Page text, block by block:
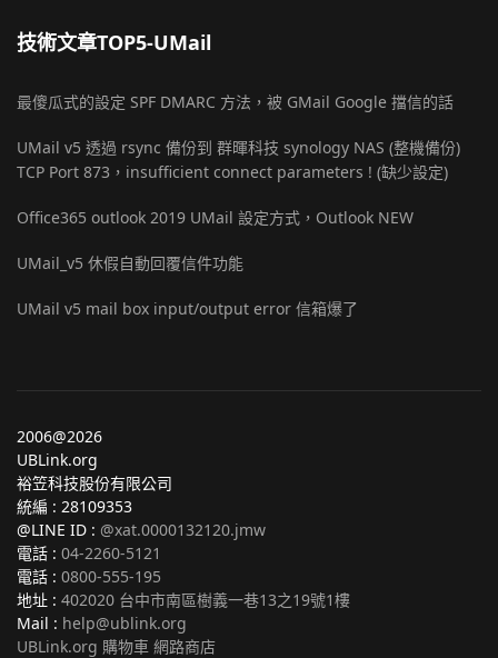
技術文章TOP5-UMail
最傻瓜式的設定 SPF DMARC 方法，被 GMail Google 擋信的話
UMail v5 透過 rsync 備份到 群暉科技 synology NAS (整機備份)
TCP Port 873，insufficient connect parameters ! (缺少設定)
Office365 outlook 2019 UMail 設定方式，Outlook NEW
UMail_v5 休假自動回覆信件功能
UMail v5 mail box input/output error 信箱爆了
2006@2026
UBLink.org
裕笠科技股份有限公司
統編 : 28109353
@LINE ID : @xat.0000132120.jmw
電話 : 04-2260-5121
電話 : 0800-555-195
地址 : 402020 台中市南區樹義一巷13之19號1樓
Mail : help@ublink.org
UBLink.org 購物車 網路商店